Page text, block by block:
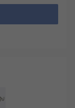
の誤動作
造やAI機
で特に重
まな種類